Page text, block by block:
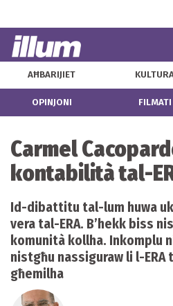
AĦBARIJIET
OPINJONI FILMATI
Carmel
kontabilità tal-
Id-dibattitu tal-lum huwa
vera tal-ERA. B’hekk biss
komunità kollha. Inkomplu
nistgħu nassiguraw li l-ERA
għemilha